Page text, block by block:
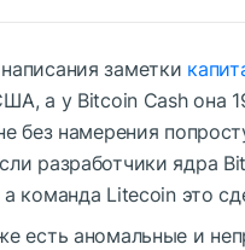
заметки
а у Bitcoin Cash она
без намерения
разработчики ядра
команда Litecoin это
есть аномальные и